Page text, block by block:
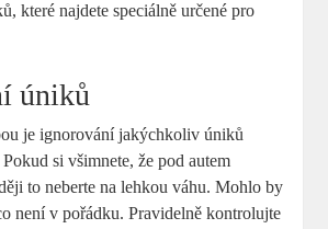
které najdete speciálně určené pro
úniků
je ignorování jakýchkoliv úniků
si všimnete, že pod autem
to neberte na lehkou váhu. Mohlo by
není v pořádku. Pravidelně kontrolujte